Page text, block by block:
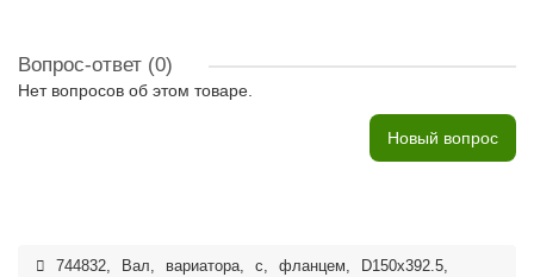
Вопрос-ответ (0)
Нет вопросов об этом товаре.
Новый вопрос
744832, Вал, вариатора, с, фланцем, D150x392.5,